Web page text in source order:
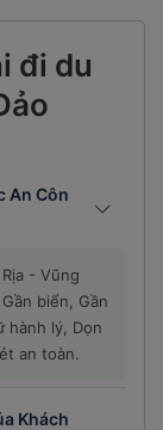
đi du
An Côn
- Vũng
biển, Gần
hành lý, Dọn
an toàn.
Khách